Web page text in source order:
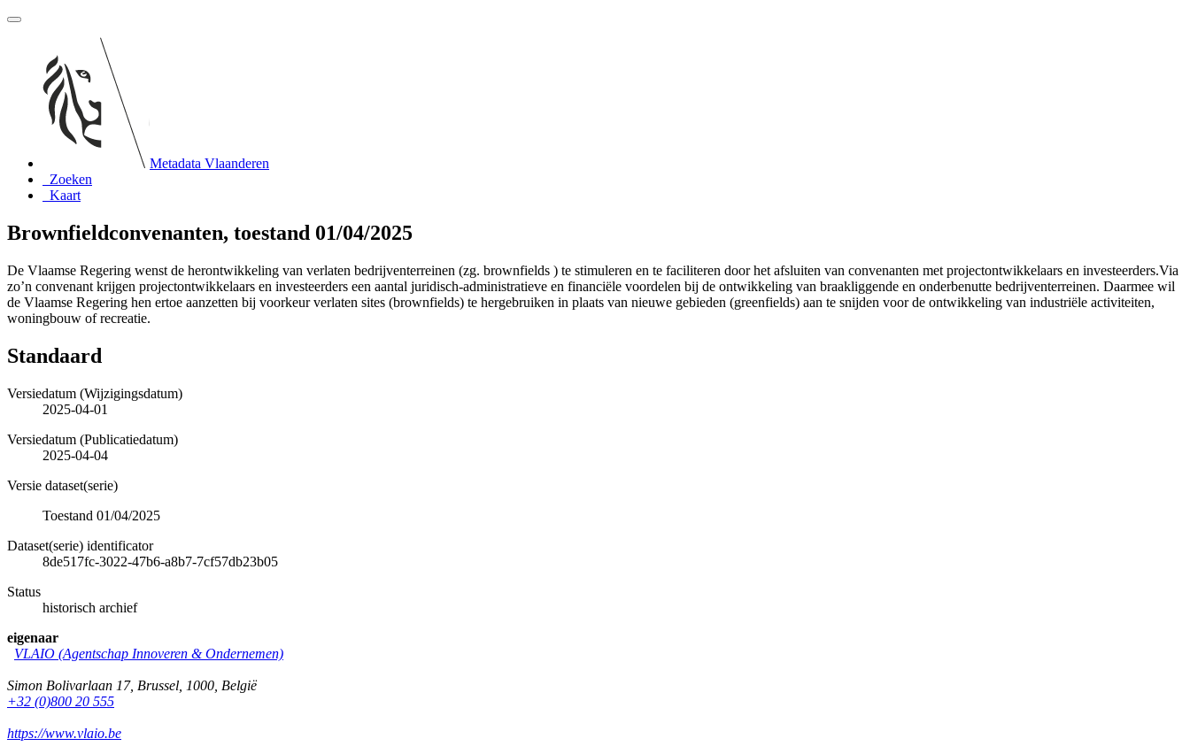
Metadata Vlaanderen
Zoeken
Kaart
Brownfieldconvenanten, toestand 01/04/2025
De Vlaamse Regering wenst de herontwikkeling van verlaten bedrijventerreinen (zg. brownfields ) te stimuleren en te faciliteren door het afsluiten van convenanten met projectontwikkelaars en investeerders.Via
zo’n convenant krijgen projectontwikkelaars en investeerders een aantal juridisch-administratieve en financiële voordelen bij de ontwikkeling van braakliggende en onderbenutte bedrijventerreinen. Daarmee wil
de Vlaamse Regering hen ertoe aanzetten bij voorkeur verlaten sites (brownfields) te hergebruiken in plaats van nieuwe gebieden (greenfields) aan te snijden voor de ontwikkeling van industriële activiteiten,
woningbouw of recreatie.
Standaard
Versiedatum (Wijzigingsdatum)
2025-04-01
Versiedatum (Publicatiedatum)
2025-04-04
Versie dataset(serie)
Toestand 01/04/2025
Dataset(serie) identificator
8de517fc-3022-47b6-a8b7-7cf57db23b05
Status
historisch archief
eigenaar
VLAIO (Agentschap Innoveren & Ondernemen)
Simon Bolivarlaan 17, Brussel 1000 België
+32 (0)800 20 555
https://www.vlaio.be